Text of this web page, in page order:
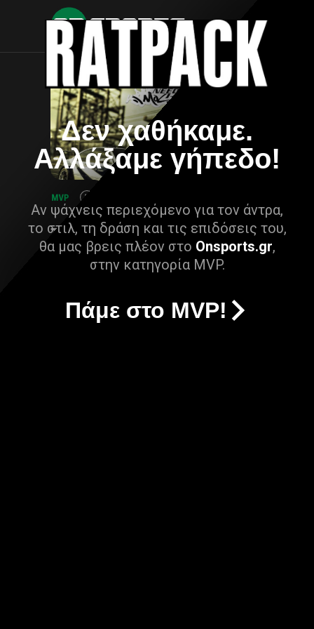
Δεν χαθήκαμε.
Αλλάξαμε γήπεδο!
Αν ψάχνεις περιεχόμενο για τον άντρα,
το στιλ, τη δράση και τις επιδόσεις του,
θα μας βρεις πλέον στο Onsports.gr,
στην κατηγορία MVP.
Πάμε στο MVP!